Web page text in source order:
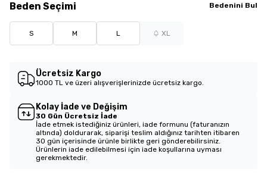
Beden Seçimi Bedenini Bul
S M L XL
Ücretsiz Kargo
1000 TL ve üzeri alışverişlerinizde ücretsiz kargo.
Kolay İade ve Değişim
30 Gün Ücretsiz İade
İade etmek istediğiniz ürünleri, iade formunu (faturanızın
altında) doldurarak, siparişi teslim aldığınız tarihten itibaren
30 gün içerisinde ürünle birlikte geri gönderebilirsiniz.
Ürünlerin iade edilebilmesi için iade koşullarına uyması
gerekmektedir.